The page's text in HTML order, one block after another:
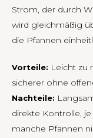
Strom, der durch
wird gleichmäßig
die Pfannen
Vorteile: Leicht zu
sicherer ohne
Nachteile:
direkte Kontrolle,
manche Pfannen